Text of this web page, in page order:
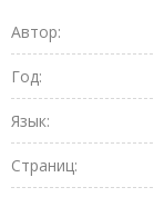
Автор:
Год:
Язык:
Страниц: